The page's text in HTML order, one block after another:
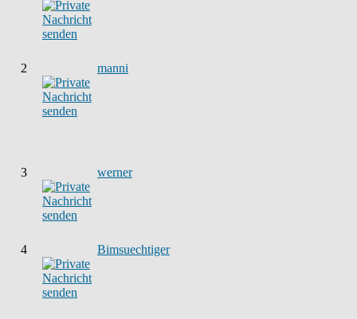
2 manni
3 werner
4 Bimsuechtiger